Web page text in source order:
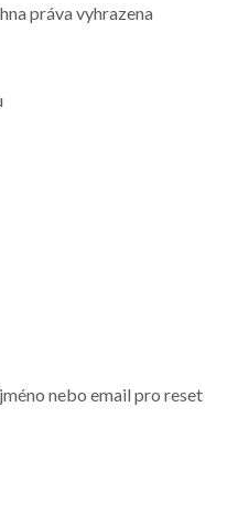
práva vyhrazena
nebo email pro reset